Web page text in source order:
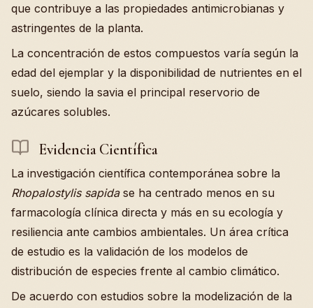
que contribuye a las propiedades antimicrobianas y
astringentes de la planta.
La concentración de estos compuestos varía según la
edad del ejemplar y la disponibilidad de nutrientes en el
suelo, siendo la savia el principal reservorio de
azúcares solubles.
Evidencia Científica
La investigación científica contemporánea sobre la
Rhopalostylis sapidase ha centrado menos en su
farmacología clínica directa y más en su ecología y
resiliencia ante cambios ambientales. Un área crítica
de estudio es la validación de los modelos de
distribución de especies frente al cambio climático.
De acuerdo con estudios sobre la modelización de la